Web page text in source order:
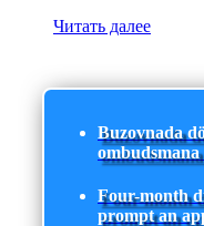
Читать далее
Buzovnada
ombudsmana
Four-month
prompt an